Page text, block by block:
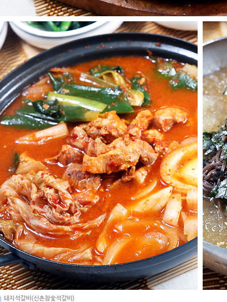
| 돼지석갈비(신촌참숯석갈비)